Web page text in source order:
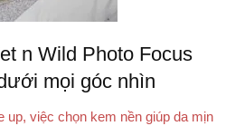
n Wild Photo Focus
mọi góc nhìn
việc chọn kem nền giúp da mịn